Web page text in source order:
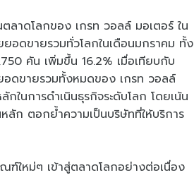
ลาดโลกของ เกรท วอลล์ มอเตอร์ ใน
อดขายรวมทั่วโลกในเดือนมกราคม ทั้ง
คัน เพิ่มขึ้น 16.2% เมื่อเทียบกับ
อดขายรวมทั้งหมดของ เกรท วอลล์
ในการดำเนินธุรกิจระดับโลก โดยเน้น
ลัก ตอกย้ำความเป็นบริษัทที่ให้บริการ
ฑ์ใหม่ๆ เข้าสู่ตลาดโลกอย่างต่อเนื่อง